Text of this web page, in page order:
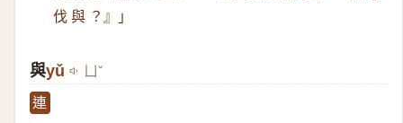
伐 與 ？』」
與yǔ ㄩˇ
連